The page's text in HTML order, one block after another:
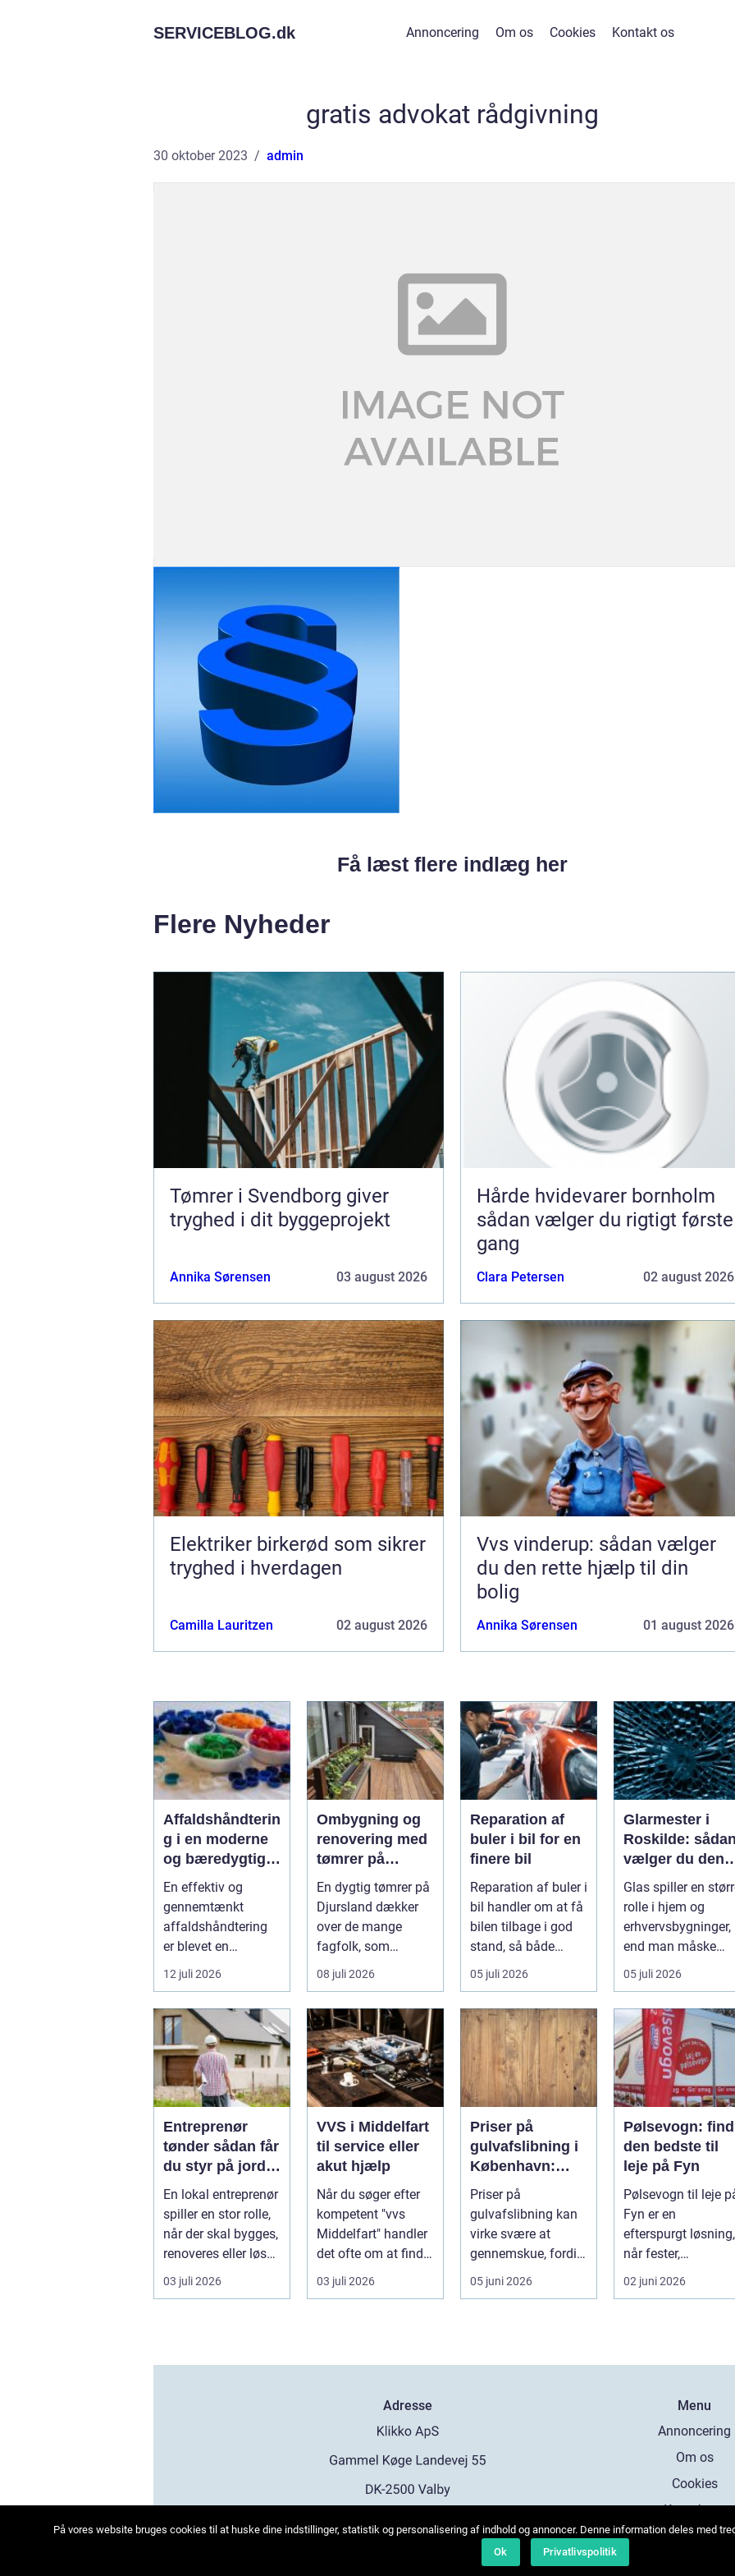
SERVICEBLOG.dk Annoncering Om os Cookies Kontakt os
gratis advokat rådgivning
30 oktober 2023 admin
Få læst flere indlæg her
Flere Nyheder
Tømrer i Svendborg giver
tryghed i dit byggeprojekt
Annika Sørensen 03 august 2026
Hårde hvidevarer bornholm
sådan vælger du rigtigt første
gang
Clara Petersen 02 august 2026
Elektriker birkerød som sikrer
tryghed i hverdagen
Camilla Lauritzen 02 august 2026
Vvs vinderup: sådan vælger
du den rette hjælp til din
bolig
Annika Sørensen 01 august 2026
Affaldshåndterin
g i en moderne
og bæredygtig
hverdag
En effektiv og
gennemtænkt
affaldshåndtering
er blevet en
nøglefaktor i den
grønne omstilling.
Vi st...
12 juli 2026
Ombygning og
renovering med
tømrer på
Djursland
En dygtig tømrer på
Djursland dækker
over de mange
fagfolk, som
hjælper pri...
08 juli 2026
Reparation af
buler i bil for en
finere bil
Reparation af buler i
bil handler om at få
bilen tilbage i god
stand, så både
sikk...
05 juli 2026
Glarmester i
Roskilde:
vælger du den
rette fagmand
dine
glasopgaver
Glas spiller en
rolle i hjem og
erhvervsbygninger,
end man måske
tænker ov...
05 juli 2026
Entreprenør
tønder sådan får
du styr på jord,
dræn og kloak
En lokal entreprenør
spiller en stor rolle,
når der skal bygges,
renoveres eller løses
problemer und...
03 juli 2026
VVS i Middelfart
til service eller
akut hjælp
Når du søger efter
kompetent "vvs
Middelfart" handler
det ofte om at finde
en lokal, fa...
03 juli 2026
Priser på
gulvafslibning i
København:
hvad koster det
egentlig?
Priser på
gulvafslibning kan
virke svære at
gennemskue, fordi
mange faktorer
spiller ind...
05 juni 2026
Pølsevogn: find
den bedste til
leje på Fyn
Pølsevogn til leje
Fyn er en
efterspurgt løsning,
når fester,
firmaarra...
02 juni 2026
Adresse
Menu
Annoncering
Om os
Cookies
Kontakt os
Sitemap
På vores website bruges cookies til at huske dine indstillinger, statistik og personalisering af indhold og annoncer. Denne information deles med
Ok
Privatlivspolitik